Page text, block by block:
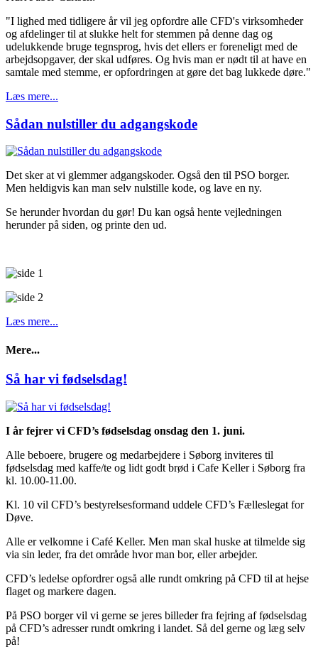
"I lighed med tidligere år vil jeg opfordre alle CFD's virksomheder
og afdelinger til at slukke helt for stemmen på denne dag og
udelukkende bruge tegnsprog, hvis det ellers er foreneligt med de
arbejdsopgaver, der skal udføres. Og hvis man er nødt til at have en
samtale med stemme, er opfordringen at gøre det bag lukkede døre."
Læs mere...
Sådan nulstiller du adgangskode
Det sker at vi glemmer adgangskoder. Også den til PSO borger.
Men heldigvis kan man selv nulstille kode, og lave en ny.
Se herunder hvordan du gør! Du kan også hente vejledningen
herunder på siden, og printe den ud.
Læs mere...
Mere...
Så har vi fødselsdag!
I år fejrer vi CFD’s fødselsdag onsdag den 1. juni.
Alle beboere, brugere og medarbejdere i Søborg inviteres til
fødselsdag med kaffe/te og lidt godt brød i Cafe Keller i Søborg fra
kl. 10.00-11.00.
Kl. 10 vil CFD’s bestyrelsesformand uddele CFD’s Fælleslegat for
Døve.
Alle er velkomne i Café Keller. Men man skal huske at tilmelde sig
via sin leder, fra det område hvor man bor, eller arbejder.
CFD’s ledelse opfordrer også alle rundt omkring på CFD til at hejse
flaget og markere dagen.
På PSO borger vil vi gerne se jeres billeder fra fejring af fødselsdag
på CFD’s adresser rundt omkring i landet. Så del gerne og læg selv
på!